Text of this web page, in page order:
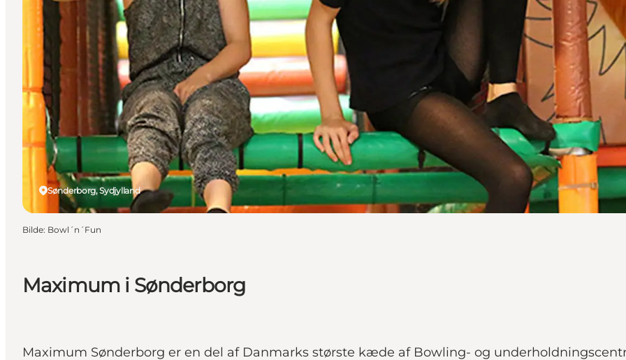
Maximum i Sønderborg
Maximum Sønderborg er en del af Danmarks største kæde af Bowling- og
Sønderborg, Sydjylland
Bilde: Bowl´n´Fun